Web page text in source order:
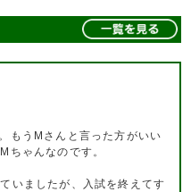
もうMさんと言った方がいい
ちゃんなのです。
いましたが、入試を終えてす